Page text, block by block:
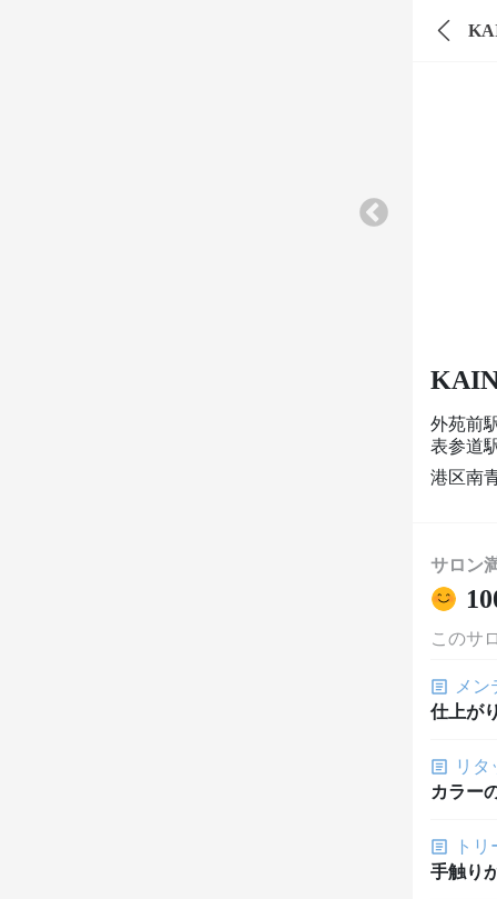
外苑前
表参道
港区南
サロン
このサ
メ
仕上が
リタ
カラー
ト
手触り